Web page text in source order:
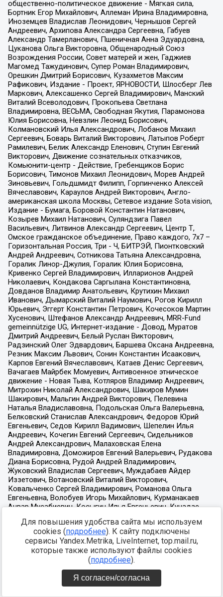
Для повышения удобства сайта мы используем
cookies (подробнее). К сайту подключены
сервисы Yandex.Metrika, LiveInternet, top.mail.ru,
которые также используют файлы cookies
(подробнее).
Я согласен/согласна